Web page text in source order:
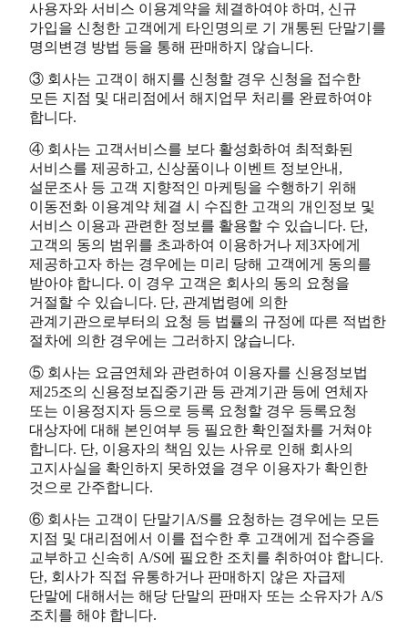
사용자와 서비스 이용계약을 체결하여야 하며, 신규
가입을 신청한 고객에게 타인명의로 기 개통된 단말기를
명의변경 방법 등을 통해 판매하지 않습니다.
③ 회사는 고객이 해지를 신청할 경우 신청을 접수한
모든 지점 및 대리점에서 해지업무 처리를 완료하여야
합니다.
④ 회사는 고객서비스를 보다 활성화하여 최적화된
서비스를 제공하고, 신상품이나 이벤트 정보안내,
설문조사 등 고객 지향적인 마케팅을 수행하기 위해
이동전화 이용계약 체결 시 수집한 고객의 개인정보 및
서비스 이용과 관련한 정보를 활용할 수 있습니다. 단,
고객의 동의 범위를 초과하여 이용하거나 제3자에게
제공하고자 하는 경우에는 미리 당해 고객에게 동의를
받아야 합니다. 이 경우 고객은 회사의 동의 요청을
거절할 수 있습니다. 단, 관계법령에 의한
관계기관으로부터의 요청 등 법률의 규정에 따른 적법한
절차에 의한 경우에는 그러하지 않습니다.
⑤ 회사는 요금연체와 관련하여 이용자를 신용정보법
제25조의 신용정보집중기관 등 관계기관 등에 연체자
또는 이용정지자 등으로 등록 요청할 경우 등록요청
대상자에 대해 본인여부 등 필요한 확인절차를 거쳐야
합니다. 단, 이용자의 책임 있는 사유로 인해 회사의
고지사실을 확인하지 못하였을 경우 이용자가 확인한
것으로 간주합니다.
⑥ 회사는 고객이 단말기A/S를 요청하는 경우에는 모든
지점 및 대리점에서 이를 접수한 후 고객에게 접수증을
교부하고 신속히 A/S에 필요한 조치를 취하여야 합니다.
단, 회사가 직접 유통하거나 판매하지 않은 자급제
단말에 대해서는 해당 단말의 판매자 또는 소유자가 A/S
조치를 해야 합니다.